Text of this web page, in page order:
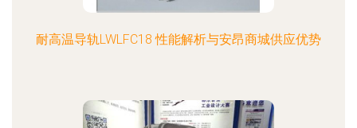
耐高温导轨LWLFC18 性能解析与安昂商城供应优势